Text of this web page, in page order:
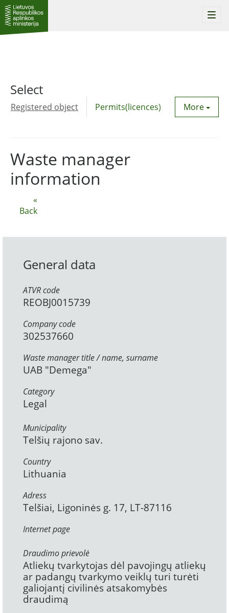
Select
Registered object Permits(licences) Utility
More
«
Back
Waste manager
information
General data
ATVR code
REOBJ0015739
Company code
302537660
Waste manager title / name, surname
UAB "Demega"
Category
Legal
Municipality
Telšių rajono sav.
Country
Lithuania
Adress
Telšiai, Ligoninės g. 17, LT-87116
Internet page
Draudimo prievolė
Atliekų tvarkytojas dėl pavojingų atliekų
ar padangų tvarkymo veiklų turi turėti
galiojantį civilinės atsakomybės
draudimą